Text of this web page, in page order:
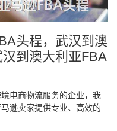
头程，武汉到澳
到澳大利亚FBA
电商物流服务的企业，我
逊卖家提供专业、高效的